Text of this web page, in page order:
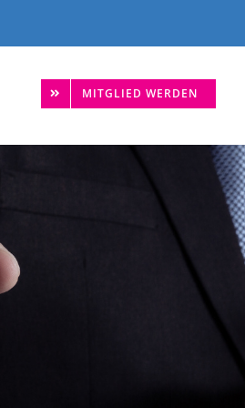
MITGLIED WERDEN